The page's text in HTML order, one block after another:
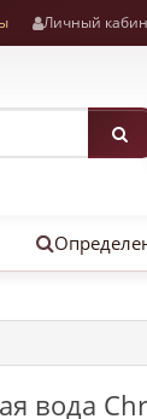
Личный
вода